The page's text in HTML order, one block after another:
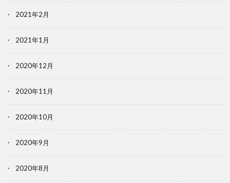
2021年2月
2021年1月
2020年12月
2020年11月
2020年10月
2020年9月
2020年8月